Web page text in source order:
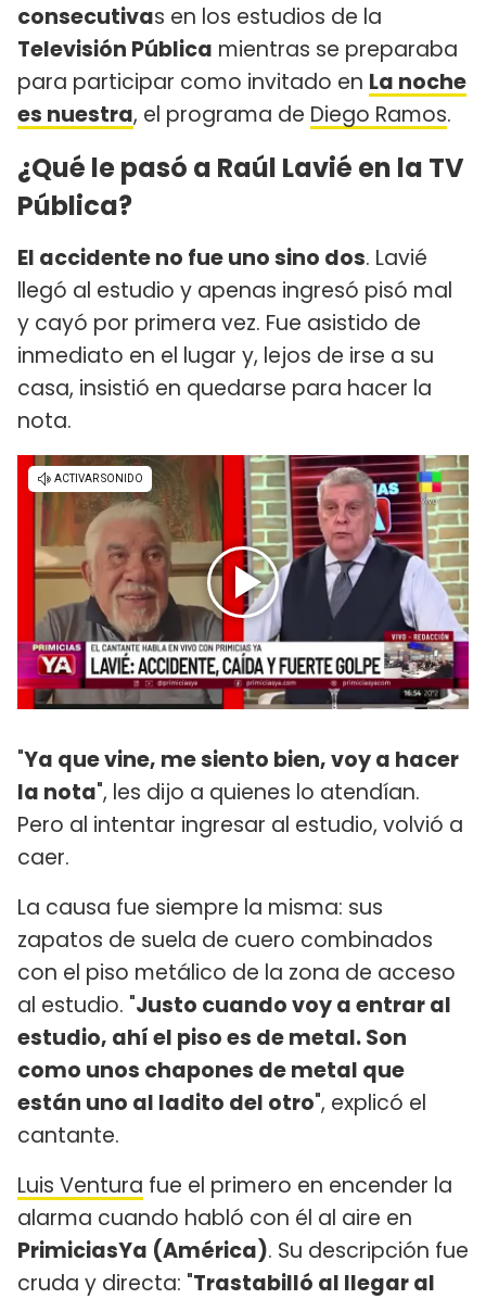
consecutivas en los estudios de la
Televisión Pública mientras se preparaba
para participar como invitado en La noche
es nuestra, el programa de Diego Ramos.
¿Qué le pasó a Raúl Lavié en la TV
Pública?
El accidente no fue uno sino dos. Lavié
llegó al estudio y apenas ingresó pisó mal
y cayó por primera vez. Fue asistido de
inmediato en el lugar y, lejos de irse a su
casa, insistió en quedarse para hacer la
nota.
"Ya que vine, me siento bien, voy a hacer
la nota", les dijo a quienes lo atendían.
Pero al intentar ingresar al estudio, volvió a
caer.
La causa fue siempre la misma: sus
zapatos de suela de cuero combinados
con el piso metálico de la zona de acceso
al estudio. "Justo cuando voy a entrar al
estudio, ahí el piso es de metal. Son
como unos chapones de metal que
están uno al ladito del otro", explicó el
cantante.
Luis Ventura fue el primero en encender la
alarma cuando habló con él al aire en
PrimiciasYa (América). Su descripción fue
cruda y directa: "Trastabilló al llegar al